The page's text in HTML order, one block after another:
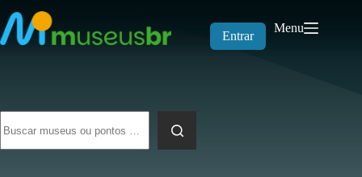
para
o
conteúdo
Entrar
Menu
resultados